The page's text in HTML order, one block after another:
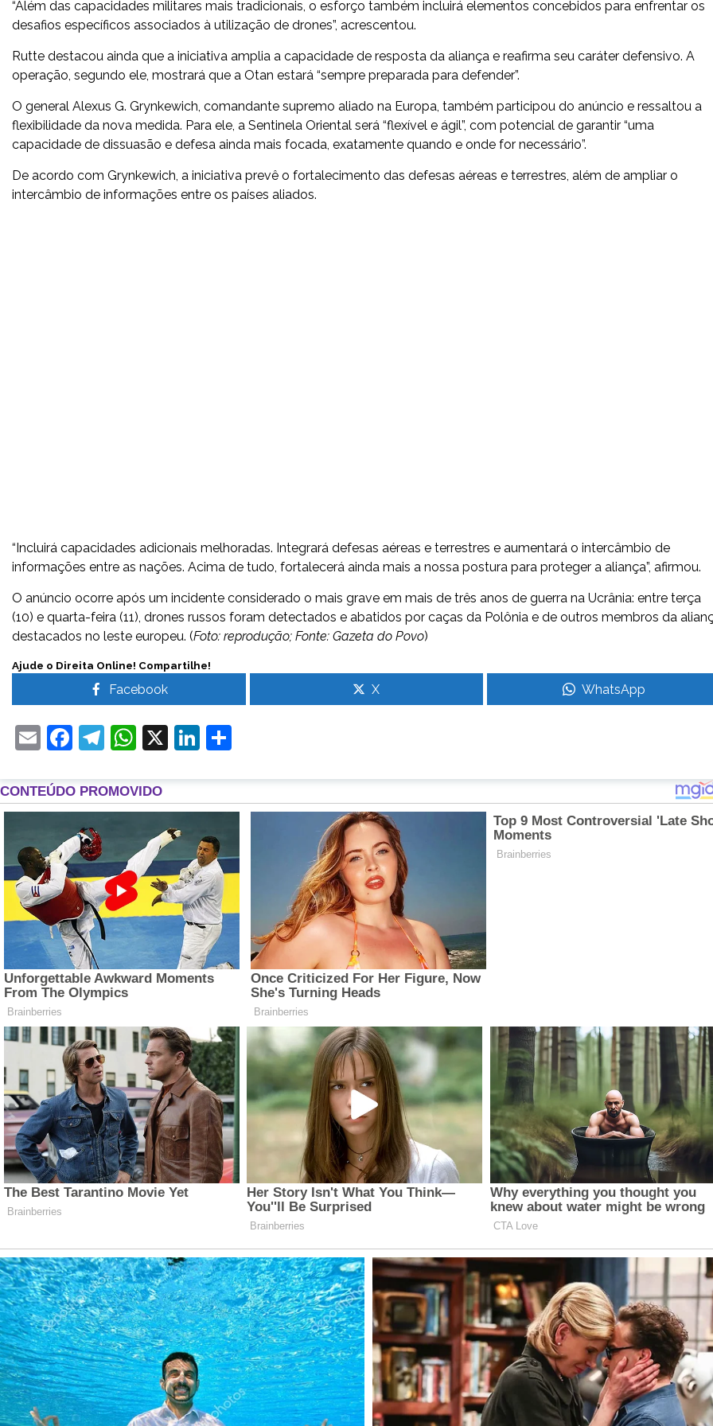
“Além das capacidades militares mais tradicionais, o esforço também incluirá elementos concebidos para enfrentar os
desafios específicos associados à utilização de drones”, acrescentou.
Rutte destacou ainda que a iniciativa amplia a capacidade de resposta da aliança e reafirma seu caráter defensivo. A
operação, segundo ele, mostrará que a Otan estará “sempre preparada para defender”.
O general Alexus G. Grynkewich, comandante supremo aliado na Europa, também participou do anúncio e ressaltou a
flexibilidade da nova medida. Para ele, a Sentinela Oriental será “flexível e ágil”, com potencial de garantir “uma
capacidade de dissuasão e defesa ainda mais focada, exatamente quando e onde for necessário”.
De acordo com Grynkewich, a iniciativa prevê o fortalecimento das defesas aéreas e terrestres, além de ampliar o
intercâmbio de informações entre os países aliados.
“Incluirá capacidades adicionais melhoradas. Integrará defesas aéreas e terrestres e aumentará o intercâmbio de
informações entre as nações. Acima de tudo, fortalecerá ainda mais a nossa postura para proteger a aliança”, afirmou.
O anúncio ocorre após um incidente considerado o mais grave em mais de três anos de guerra na Ucrânia: entre terça
(10) e quarta-feira (11), drones russos foram detectados e abatidos por caças da Polônia e de outros membros da
destacados no leste europeu. (Foto: reprodução; Fonte: Gazeta do Povo)
Ajude o Direita Online! Compartilhe!
Facebook X WhatsApp
EmailFacebook
Telegram
WhatsApp
X LinkedIn